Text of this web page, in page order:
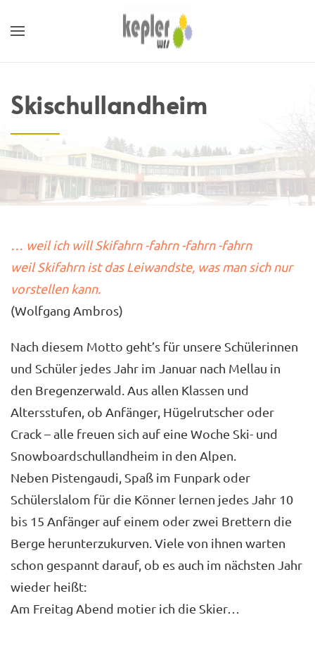
Skischullandheim
… weil ich will Skifahrn -fahrn -fahrn -fahrn
weil Skifahrn ist das Leiwandste, was man sich nur
vorstellen kann.
(Wolfgang Ambros)
Nach diesem Motto geht’s für unsere Schülerinnen
und Schüler jedes Jahr im Januar nach Mellau in
den Bregenzerwald. Aus allen Klassen und
Altersstufen, ob Anfänger, Hügelrutscher oder
Crack – alle freuen sich auf eine Woche Ski- und
Snowboardschullandheim in den Alpen.
Neben Pistengaudi, Spaß im Funpark oder
Schülerslalom für die Könner lernen jedes Jahr 10
bis 15 Anfänger auf einem oder zwei Brettern die
Berge herunterzukurven. Viele von ihnen warten
schon gespannt darauf, ob es auch im nächsten Jahr
wieder heißt:
Am Freitag Abend motier ich die Skier…